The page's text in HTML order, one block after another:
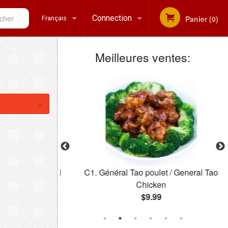
Français Connection
Inscription
Panier (0)
Meilleures ventes:
/ Spring Roll
C1. Général Tao poulet / General Tao
Chicken
$9.99
×